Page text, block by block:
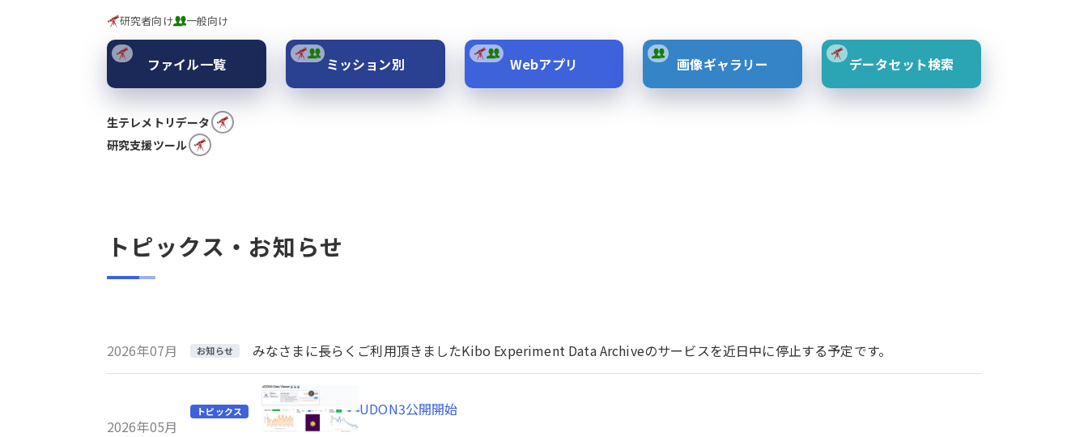
研究者向け 一般向け
ファイル一覧 ミッション別 Webアプリ 画像ギャラリー データセット検索
生テレメトリデータ
研究支援ツール
トピックス・お知らせ
2026年07月 お知らせ みなさまに長らくご利用頂きましたKibo Experiment Data Archiveのサービスを近日中に停止する予定です。
2026年05月
トピックス UDON3公開開始